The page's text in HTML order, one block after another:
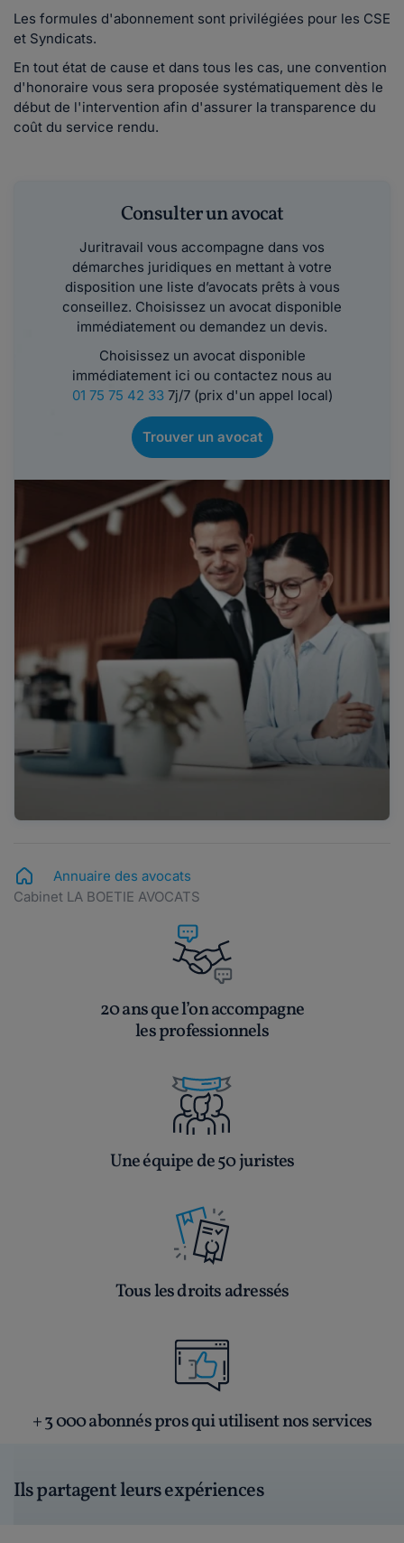
Les formules d'abonnement sont privilégiées pour les CSE
et Syndicats.
En tout état de cause et dans tous les cas, une convention
d'honoraire vous sera proposée systématiquement dès le
début de l'intervention afin d'assurer la transparence du
coût du service rendu.
Consulter un avocat
Juritravail vous accompagne dans vos
démarches juridiques en mettant à votre
disposition une liste d’avocats prêts à vous
conseillez. Choisissez un avocat disponible
immédiatement ou demandez un devis.
Choisissez un avocat disponible
immédiatement ici ou contactez nous au
01 75 75 42 337j/7 (prix d'un appel local)
Trouver un avocat
Annuaire des avocats
Cabinet LA BOETIE AVOCATS
20 ans que l’on accompagne
les professionnels
Une équipe de 50 juristes
Tous les droits adressés
+ 3 000 abonnés pros qui utilisent nos services
Ils partagent leurs expériences